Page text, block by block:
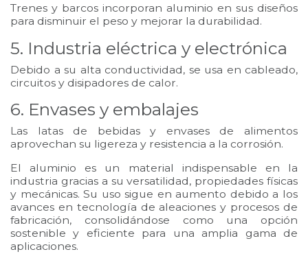
Trenes y barcos incorporan aluminio en sus diseños
para disminuir el peso y mejorar la durabilidad.
5. Industria eléctrica y electrónica
Debido a su alta conductividad, se usa en cableado,
circuitos y disipadores de calor.
6. Envases y embalajes
Las latas de bebidas y envases de alimentos
aprovechan su ligereza y resistencia a la corrosión.
El aluminio es un material indispensable en la
industria gracias a su versatilidad, propiedades físicas
y mecánicas. Su uso sigue en aumento debido a los
avances en tecnología de aleaciones y procesos de
fabricación, consolidándose como una opción
sostenible y eficiente para una amplia gama de
aplicaciones.